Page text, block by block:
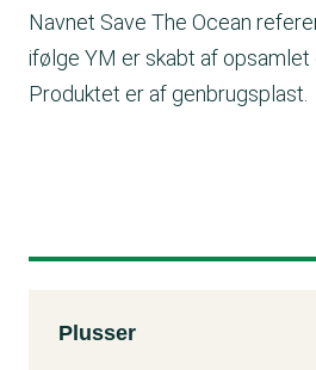
Navnet Save The Ocean
ifølge YM er skabt af opsamlet
Produktet er af genbrugsplast.
Kemitest
Plusser